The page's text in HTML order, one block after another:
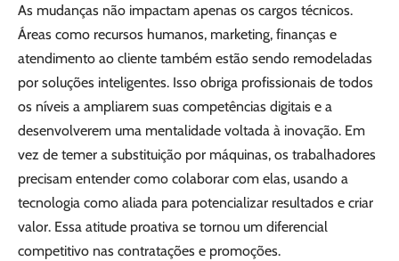
As mudanças não impactam apenas os cargos técnicos.
Áreas como recursos humanos, marketing, finanças e
atendimento ao cliente também estão sendo remodeladas
por soluções inteligentes. Isso obriga profissionais de todos
os níveis a ampliarem suas competências digitais e a
desenvolverem uma mentalidade voltada à inovação. Em
vez de temer a substituição por máquinas, os trabalhadores
precisam entender como colaborar com elas, usando a
tecnologia como aliada para potencializar resultados e criar
valor. Essa atitude proativa se tornou um diferencial
competitivo nas contratações e promoções.